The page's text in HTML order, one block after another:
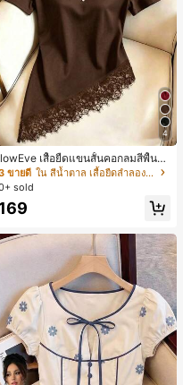
4
เสื้อยืดแขนสั้นคอกลมสีพื้นลำ
งอเนกประสงค์สำหรับผู้หญิง
ขายดี
ใน สีน้ำตาล เสื้อยืดลำลองพื้นฐาน
sold
169